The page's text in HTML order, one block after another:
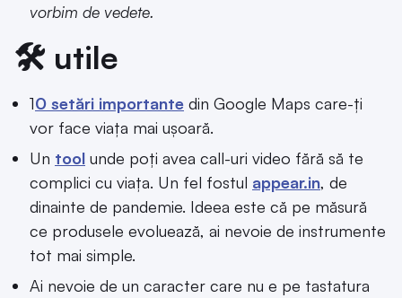
vorbim de vedete.
🛠️ utile
10 setări importante din Google Maps care-ți
vor face viața mai ușoară.
Un tool unde poți avea call-uri video fără să te
complici cu viața. Un fel fostul appear.in, de
dinainte de pandemie. Ideea este că pe măsură
ce produsele evoluează, ai nevoie de instrumente
tot mai simple.
Ai nevoie de un caracter care nu e pe tastatura